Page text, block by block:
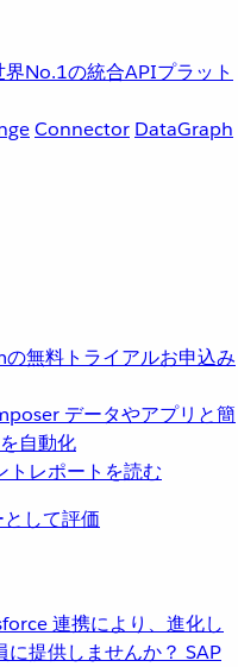
界No.1の統合APIプラット
Connector DataGraph
無料トライアルお申込み
データやアプリと簡
自動化
して評価
連携により、進化し
提供しませんか？ SAP